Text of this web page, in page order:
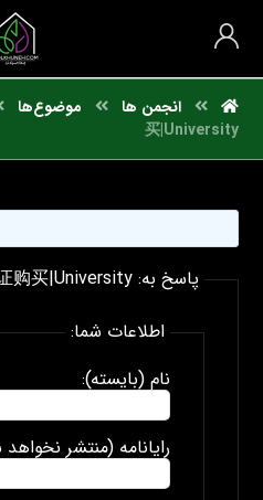
انجمن ها موضوع‌ها
买|University
پاسخ به: 国外文凭推荐UoA毕业证购买|University
اطلاعات شما:
نام (بایسته):
رایانامه (منتشر